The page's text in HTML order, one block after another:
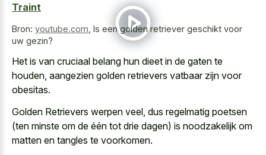
Traint
Bron: youtube.com Is een golden retriever geschikt voor
uw gezin?
Het is van cruciaal belang hun dieet in de gaten te
houden, aangezien golden retrievers vatbaar zijn voor
obesitas.
Golden Retrievers werpen veel, dus regelmatig poetsen
(ten minste om de één tot drie dagen) is noodzakelijk om
matten en tangles te voorkomen.